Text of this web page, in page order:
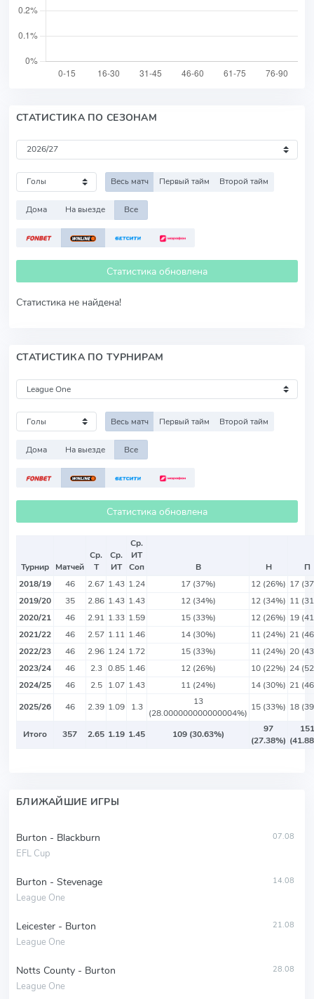
СТАТИСТИКА ПО СЕЗОНАМ
Весь матч Первый тайм Второй тайм
Дома На выезде Все
Статистика обновлена
Статистика не найдена!
СТАТИСТИКА ПО ТУРНИРАМ
Весь матч Первый тайм Второй тайм
Дома На выезде Все
Статистика обновлена
Турнир Матчей
Ср.
Т
Ср.
ИТ
Ср.
ИТ
Соп
В Н
П
2018/19
46 2.67 1.43 1.24 17 (37%) 12 (26%) 17
2019/20
35 2.86 1.43 1.43 12 (34%) 12 (34%) 11
2020/21
46 2.91 1.33 1.59 15 (33%) 12 (26%) 19
2021/22
46 2.57 1.11 1.46 14 (30%) 11 (24%) 21
2022/23
46 2.96 1.24 1.72 15 (33%) 11 (24%) 20
2023/24
46 2.3 0.85 1.46 12 (26%) 10 (22%) 24
2024/25
46 2.5 1.07 1.43 11 (24%) 14 (30%) 21
2025/26
46 2.39 1.09 1.3
13
(28.000000000000004%)
15 (33%) 18
Итого 357 2.65 1.19 1.45 109 (30.63%)
97
(27.38%)
151
БЛИЖАЙШИЕ ИГРЫ
Burton - Blackburn
EFL Cup
07.08
Burton - Stevenage
League One
14.08
Leicester - Burton
League One
21.08
Notts County - Burton
League One
28.08